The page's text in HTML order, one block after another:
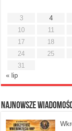
3
4
10
11
17
18
24
25
31
« lip
Najnowsze